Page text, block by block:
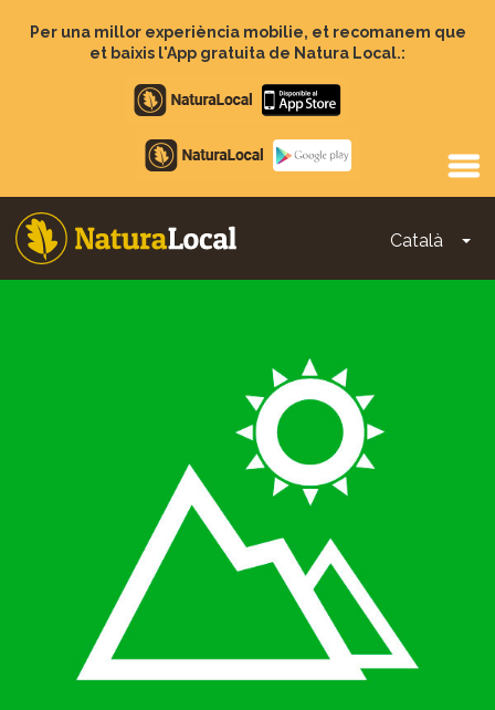
Per una millor experiència mobilie, et recomanem que
et baixis l'App gratuita de Natura Local.:
Apple
store
Google
Play
Català
Main